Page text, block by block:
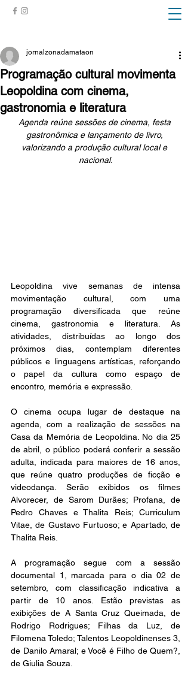
Programação cultural movimenta
Leopoldina com cinema,
gastronomia e literatura
jornalzonadamataon
Agenda reúne sessões de cinema, festa
gastronômica e lançamento de livro,
valorizando a produção cultural local e
nacional.
Leopoldina vive semanas de intensa
movimentação cultural, com uma
programação diversificada que reúne
cinema, gastronomia e literatura. As
atividades, distribuídas ao longo dos
próximos dias, contemplam diferentes
públicos e linguagens artísticas, reforçando
o papel da cultura como espaço de
encontro, memória e expressão.
O cinema ocupa lugar de destaque na
agenda, com a realização de sessões na
Casa da Memória de Leopoldina. No dia 25
de abril, o público poderá conferir a sessão
adulta, indicada para maiores de 16 anos,
que reúne quatro produções de ficção e
videodança. Serão exibidos os filmes
Alvorecer, de Sarom Durães; Profana, de
Pedro Chaves e Thalita Reis; Curriculum
Vitae, de Gustavo Furtuoso; e Apartado, de
Thalita Reis.
A programação segue com a sessão
documental 1, marcada para o dia 02 de
setembro, com classificação indicativa a
partir de 10 anos. Estão previstas as
exibições de A Santa Cruz Queimada, de
Rodrigo Rodrigues; Filhas da Luz, de
Filomena Toledo; Talentos Leopoldinenses 3,
de Danilo Amaral; e Você é Filho de Quem?,
de Giulia Souza.